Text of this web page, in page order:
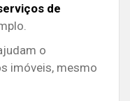
de
o
imóveis, mesmo